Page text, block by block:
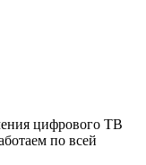
цифрового ТВ
по всей